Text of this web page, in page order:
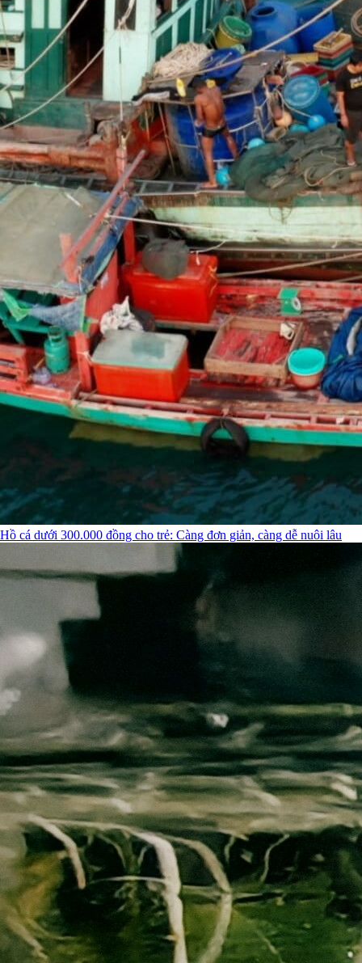
Hồ cá dưới 300.000 đồng cho trẻ: Càng đơn giản, càng dễ nuôi lâu